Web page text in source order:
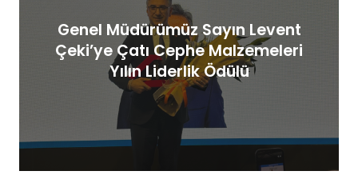
Genel Müdürümüz Sayın Levent
Çeki’ye Çatı Cephe Malzemeleri
Yılın Liderlik Ödülü